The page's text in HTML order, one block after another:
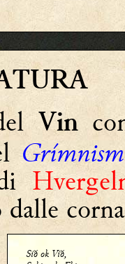
Vin
di
dalle
Síð ok Víð,